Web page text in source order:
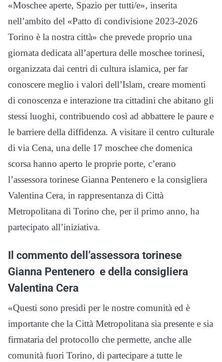
«Moschee aperte, Spazio per tutti/e», inserita
nell’ambito del «Patto di condivisione 2023-2026
Torino è la nostra città» che prevede proprio una
giornata dedicata all’apertura delle moschee torinesi,
organizzata dai centri di cultura islamica, per far
conoscere meglio i valori dell’Islam, creare momenti
di conoscenza e interazione tra cittadini che abitano gli
stessi luoghi, contribuendo così ad abbattere le paure e
le barriere della diffidenza. A visitare il centro culturale
di via Cena, una delle 17 moschee che domenica
scorsa hanno aperto le proprie porte, c’erano
l’assessora torinese Gianna Pentenero e la consigliera
Valentina Cera, in rappresentanza di Città
Metropolitana di Torino che, per il primo anno, ha
partecipato all’iniziativa.
Il commento dell’assessora torinese
Gianna Pentenero e della consigliera
Valentina Cera
«Questi sono presidi per le nostre comunità ed è
importante che la Città Metropolitana sia presente e sia
firmataria del protocollo che permette, anche alle
comunità fuori Torino, di partecipare a tutte le